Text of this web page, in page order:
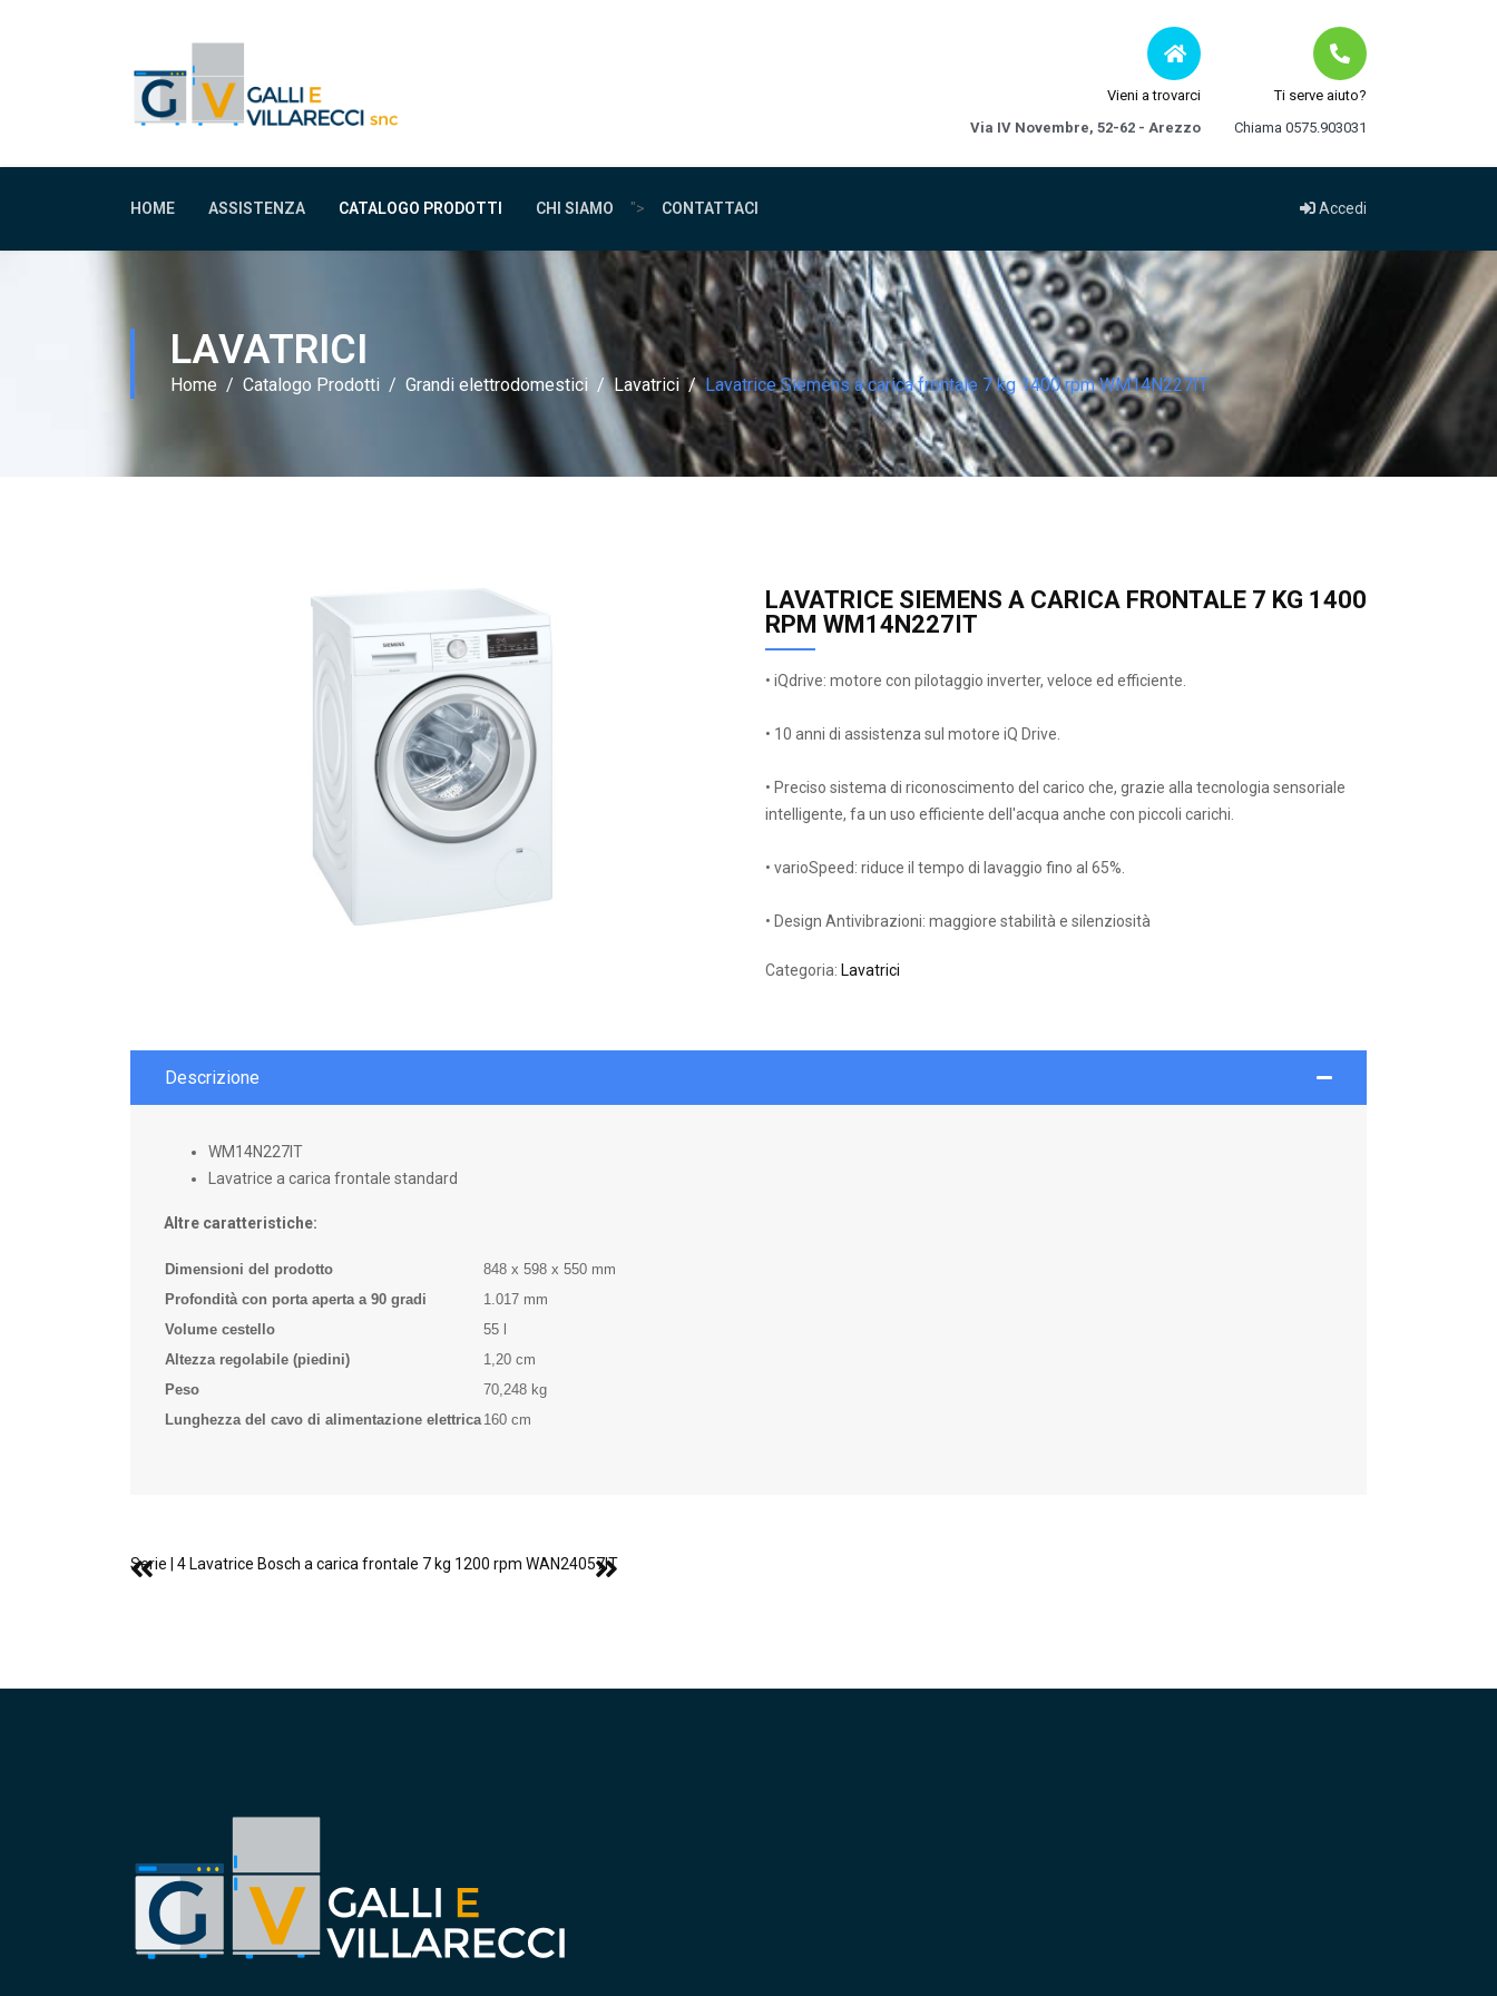
Vieni a trovarci
Via IV Novembre, 52-62 - Arezzo
Ti serve aiuto?
Chiama 0575.903031
HOME ASSISTENZA CATALOGO PRODOTTI CHI SIAMO "> CONTATTACI Accedi
LAVATRICI
Home Catalogo Prodotti Grandi elettrodomestici Lavatrici Lavatrice Siemens a carica frontale 7 kg 1400 rpm WM14N227IT
LAVATRICE SIEMENS A CARICA FRONTALE 7 KG 1400
RPM WM14N227IT
• iQdrive: motore con pilotaggio inverter, veloce ed efficiente.
• 10 anni di assistenza sul motore iQ Drive.
• Preciso sistema di riconoscimento del carico che, grazie alla tecnologia sensoriale
intelligente, fa un uso efficiente dell'acqua anche con piccoli carichi.
• varioSpeed: riduce il tempo di lavaggio fino al 65%.
• Design Antivibrazioni: maggiore stabilità e silenziosità
Categoria: Lavatrici
Descrizione
WM14N227IT
Lavatrice a carica frontale standard
Altre caratteristiche:
Dimensioni del prodotto
848 x 598 x 550 mm
Profondità con porta aperta a 90 gradi
1.017 mm
Volume cestello
55 l
Altezza regolabile (piedini)
1,20 cm
Peso
70,248 kg
Lunghezza del cavo di alimentazione elettrica 160 cm
Serie | 4 Lavatrice Bosch a carica frontale 7 kg 1200 rpm WAN24057IT